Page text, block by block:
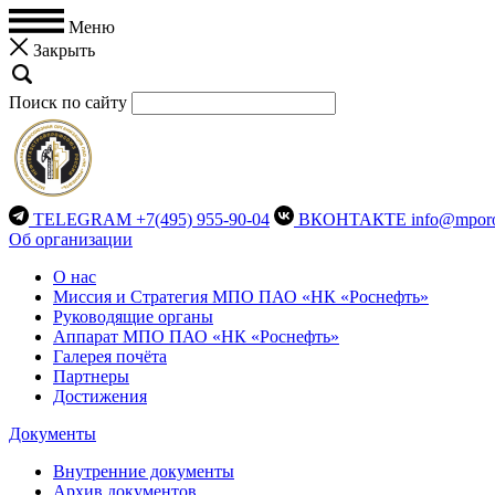
Меню
Закрыть
Поиск по сайту
TELEGRAM +7(495) 955-90-04 ВКОНТАКТЕ
Об организации
О нас
Миссия и Стратегия МПО ПАО «НК «Роснефть»
Руководящие органы
Аппарат МПО ПАО «НК «Роснефть»
Галерея почёта
Партнеры
Достижения
Документы
Внутренние документы
Архив документов